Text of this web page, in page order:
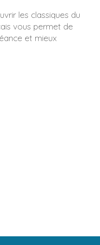
les classiques du
vous permet de
et mieux